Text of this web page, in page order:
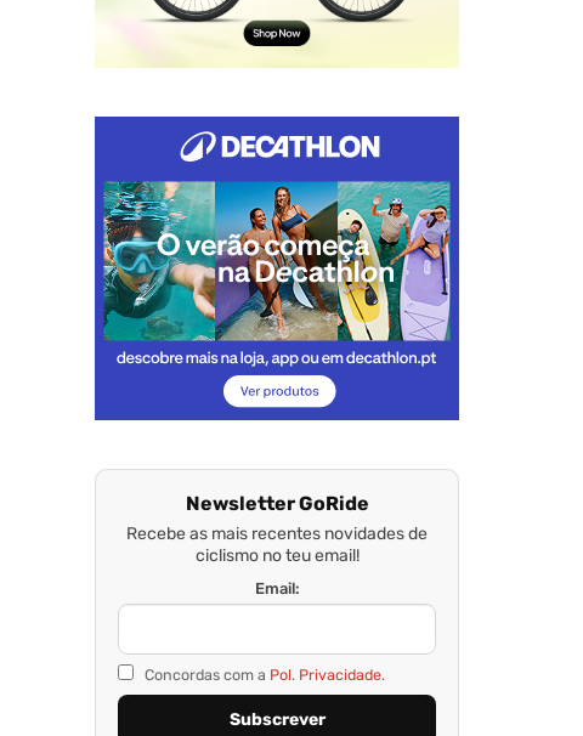
Newsletter GoRide
Recebe as mais recentes novidades de
ciclismo no teu email!
Email:
Concordas com a Pol. Privacidade.